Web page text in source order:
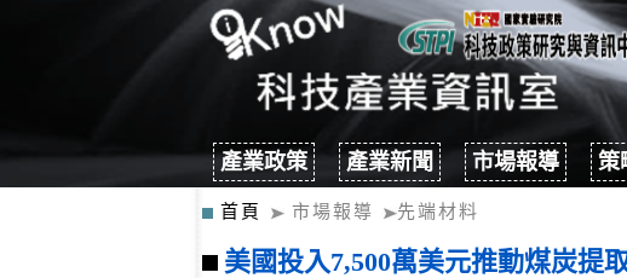
產業政策 產業新聞 市場報導 策
首頁 市場報導 先端材料
美國投入7,500萬美元推動煤炭提